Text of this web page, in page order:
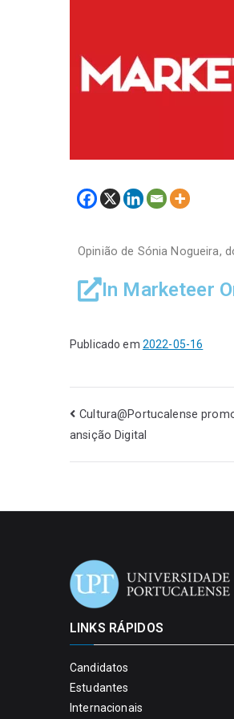
Opinião de Sónia Nogueira,
In Marketeer
Publicado em 2022-05-16
Cultura@Portucalense
ansição Digital
LINKS RÁPIDOS
Candidatos
Estudantes
Internacionais